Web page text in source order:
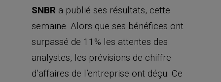
SNBR a publié ses résultats, cette
semaine. Alors que ses bénéfices ont
surpassé de 11% les attentes des
analystes, les prévisions de chiffre
d’affaires de l’entreprise ont déçu. Ce